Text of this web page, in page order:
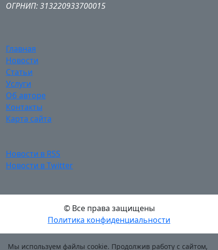
ОГРНИП: 313220933700015
Главная
Новости
Статьи
Услуги
Об авторе
Контакты
Карта сайта
Новости в RSS
Новости в Twitter
© Все права защищены
Политика конфиденциальности
Мы используем файлы cookie. Продолжив работу с сайтом,